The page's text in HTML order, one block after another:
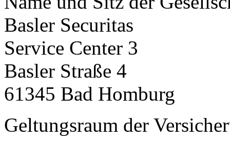
Basler Securitas
Service Center 3
Basler Straße 4
61345 Bad Homburg
Geltungsraum der